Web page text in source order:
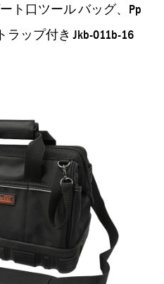
ト口ツール バッグ、pp
ップ付き Jkb-011b-16